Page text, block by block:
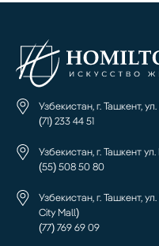
Узбекистан, г. Ташкент,
(71) 233 44 51
Узбекистан, г. Ташкент
(55) 508 50 80
Узбекистан, г. Ташкент,
City Mall)
(77) 769 69 09